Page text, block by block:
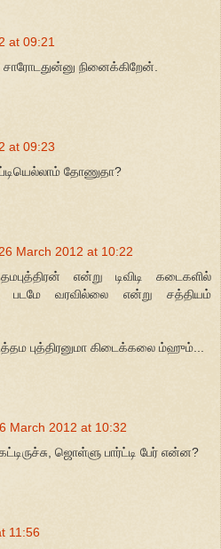
at 09:21
நினைக்கிறேன்.
at 09:23
தோணுதா?
26 March 2012 at 10:22
என்று டிவிடி கடைகளில்
படமே வரவில்லை என்று சத்தியம்
புத்திரனுமா கிடைக்கலை ம்ஹும்...
March 2012 at 10:32
ஜொள்ளு பார்ட்டி பேர் என்ன?
11:56